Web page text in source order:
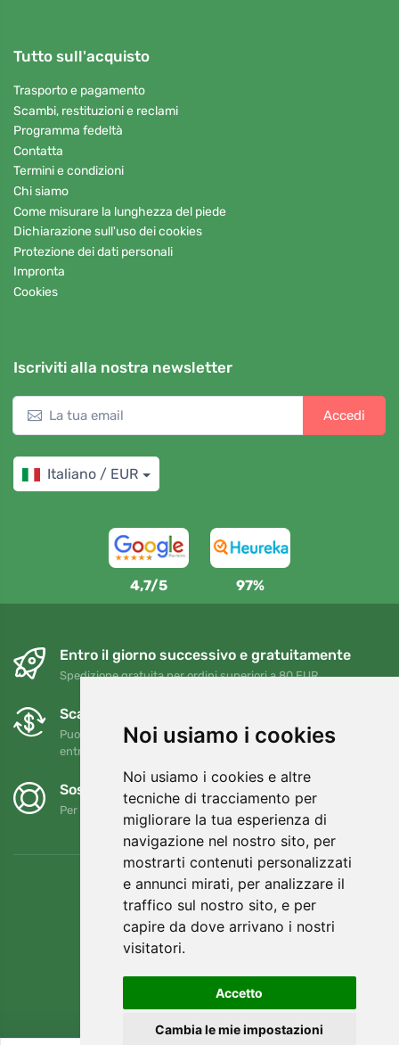
Noi usiamo i cookies
Noi usiamo i cookies e altre
tecniche di tracciamento per
migliorare la tua esperienza di
navigazione nel nostro sito, per
mostrarti contenuti personalizzati
e annunci mirati, per analizzare il
traffico sul nostro sito, e per
capire da dove arrivano i nostri
visitatori.
Accetto
Cambia le mie impostazioni
Tutto sull'acquisto
Trasporto e pagamento
Scambi, restituzioni e reclami
Programma fedeltà
Contatta
Termini e condizioni
Chi siamo
Come misurare la lunghezza del piede
Dichiarazione sull'uso dei cookies
Protezione dei dati personali
Impronta
Cookies
Iscriviti alla nostra newsletter
Accedi
Italiano / EUR
4,7/5 97%
Entro il giorno successivo e gratuitamente
Spedizione gratuita per ordini superiori a 80 EUR
Scambi e resi gratuiti
Puoi restituire o cambiare il tuo ordine in qualsiasi momento
entro 90 giorni
Sosteniamo Trees.org
Per ogni ordine piantiamo un albero! Leggi di più